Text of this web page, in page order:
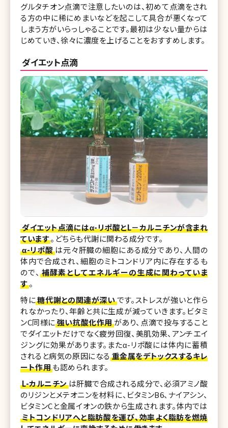
グルタチオン点滴で注意したいのは、初めて点滴をされ
る方の中に稀にめまいなどを起こして具合が悪くなって
しまう方がいらっしゃることです。最初は少ない量からは
じめていき、徐々に濃度を上げることをおすすめします。
ダイエット点滴
ダイエット点滴にはα-リポ酸とL－カルニチンが含まれ
ています。どちらも代謝に関わる成分です。
α-リポ酸は元々肝臓の細胞にある成分であり、人間の
体内で合成され、細胞のミトコンドリア内に存在するも
ので、 補酵素としてエネルギーの生成に関わっていま
す。
特に糖代謝との関連が深いです。ストレスが強いと作ら
れなかったり、年齢と共に生成が減っていきます。ビタミ
ンC同様に強い抗酸化作用があり、点滴で投与すること
でダイエットだけでなく疲労回復、美肌効果、アンチエイ
ジングに効果があります。またα-リポ酸には体内に蓄積
されると病気の原因になる 重金属をデトックスするキレ
ート作用も認められます。
L-カルニチンは肝臓で合成される成分で、必須アミノ酸
のリジンとメテオニンを材料に、ビタミンB6、ナイアシン、
ビタミンCと金属イオンの鉄から生成されます。体内では
ミトコンドリアへと脂肪酸を運び、効率よく脂肪を燃焼